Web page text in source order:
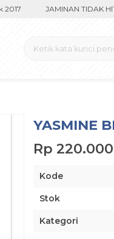
JAMINAN TIDAK
YASMINE
Rp 220.000
Kode
Stok
Kategori